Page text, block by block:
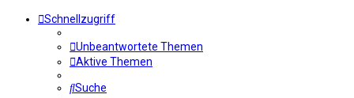
Schnellzugriff
Unbeantwortete Themen
Aktive Themen
Suche